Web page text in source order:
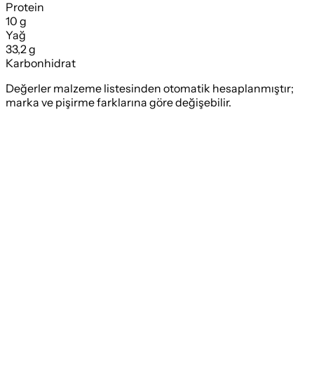
Protein
10 g
Yağ
33,2 g
Karbonhidrat
Değerler malzeme listesinden otomatik hesaplanmıştır;
marka ve pişirme farklarına göre değişebilir.